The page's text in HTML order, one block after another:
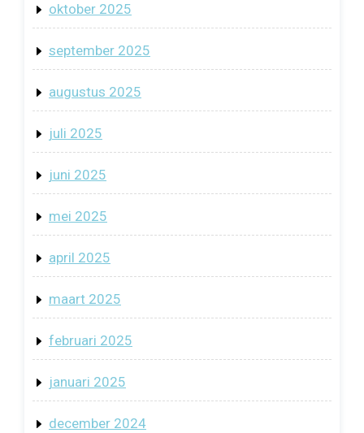
oktober 2025
september 2025
augustus 2025
juli 2025
juni 2025
mei 2025
april 2025
maart 2025
februari 2025
januari 2025
december 2024